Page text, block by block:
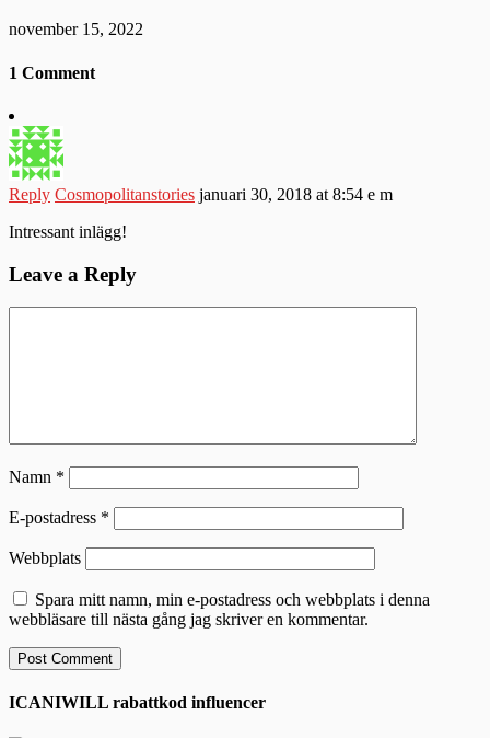
november 15, 2022
1 Comment
Reply Cosmopolitanstories januari 30, 2018 at 8:54 e m
Intressant inlägg!
Leave a Reply
Namn *
E-postadress *
Webbplats
Spara mitt namn, min e-postadress och webbplats i denna
webbläsare till nästa gång jag skriver en kommentar.
ICANIWILL rabattkod influencer